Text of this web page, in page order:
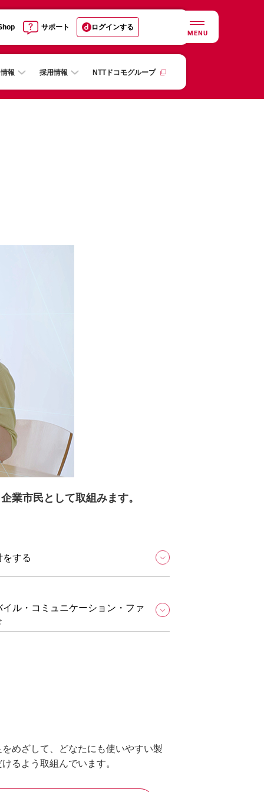
サポート ログインする
MENU
報 採用情報 NTTドコモグループ
業市民として取組みます。
をする
イル・コミュニケーション・ファ
めざして、どなたにも使いやすい製
るよう取組んでいます。